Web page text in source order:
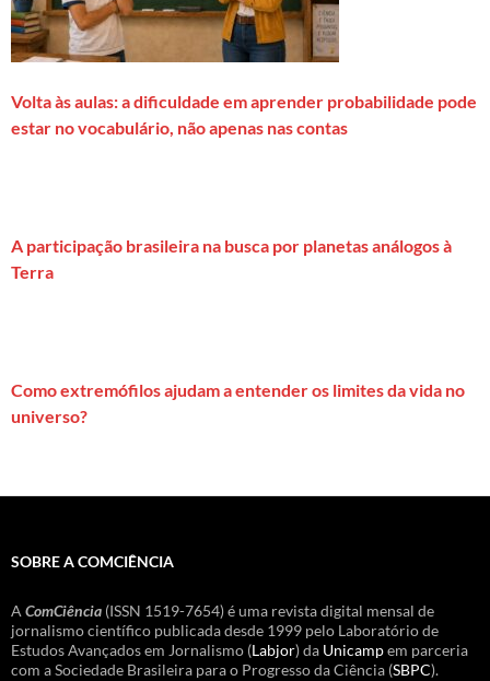
Volta às aulas: a dificuldade em aprender probabilidade pode
estar no vocabulário, não apenas nas contas
A participação brasileira na busca por planetas análogos à
Terra
Como extremófilos ajudam a entender os limites da vida no
universo?
SOBRE A COMCIÊNCIA
A ComCiência (ISSN 1519-7654) é uma revista digital mensal de
jornalismo científico publicada desde 1999 pelo Laboratório de
Estudos Avançados em Jornalismo (Labjor) da Unicampem parceria
com a Sociedade Brasileira para o Progresso da Ciência (SBPC).